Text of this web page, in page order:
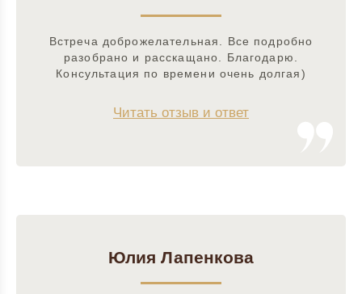
Встреча доброжелательная. Все подробно
разобрано и расскащано. Благодарю.
Консультация по времени очень долгая)
Читать отзыв и ответ
Юлия Лапенкова